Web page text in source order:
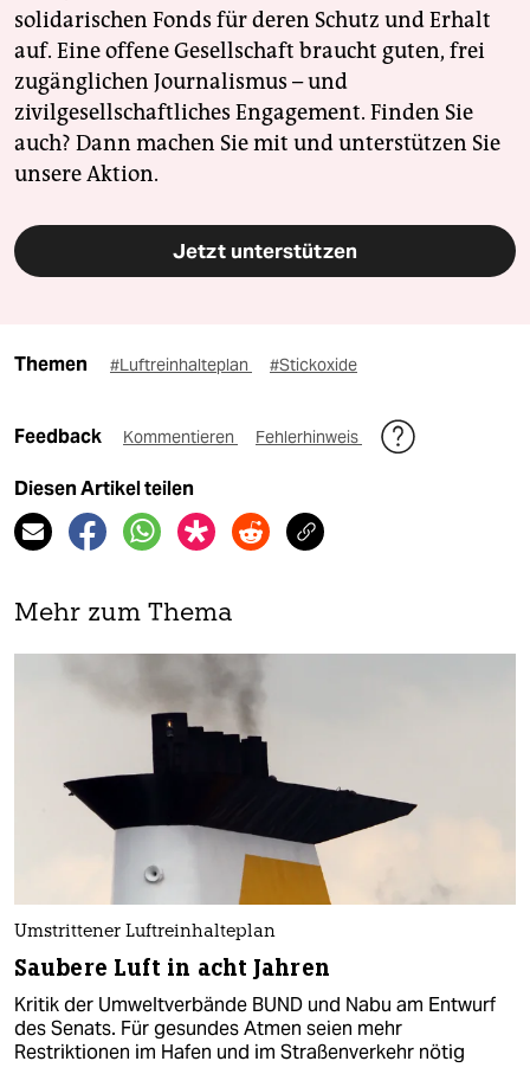
solidarischen Fonds für deren Schutz und Erhalt
auf. Eine offene Gesellschaft braucht guten, frei
zugänglichen Journalismus – und
zivilgesellschaftliches Engagement. Finden Sie
auch? Dann machen Sie mit und unterstützen Sie
unsere Aktion.
Jetzt unterstützen
Themen #Luftreinhalteplan #Stickoxide
Feedback Kommentieren Fehlerhinweis
Diesen Artikel teilen
Mehr zum Thema
Umstrittener Luftreinhalteplan
Saubere Luft in acht Jahren
Kritik der Umweltverbände BUND und Nabu am Entwurf
des Senats. Für gesundes Atmen seien mehr
Restriktionen im Hafen und im Straßenverkehr nötig